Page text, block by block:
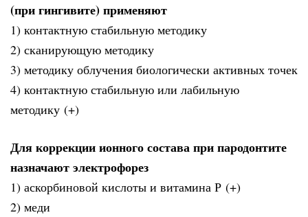
(при гингивите) применяют
1) контактную стабильную методику
2) сканирующую методику
3) методику облучения биологически активных точек
4) контактную стабильную или лабильную
методику (+)
Для коррекции ионного состава при пародонтите
назначают электрофорез
1) аскорбиновой кислоты и витамина Р (+)
2) меди